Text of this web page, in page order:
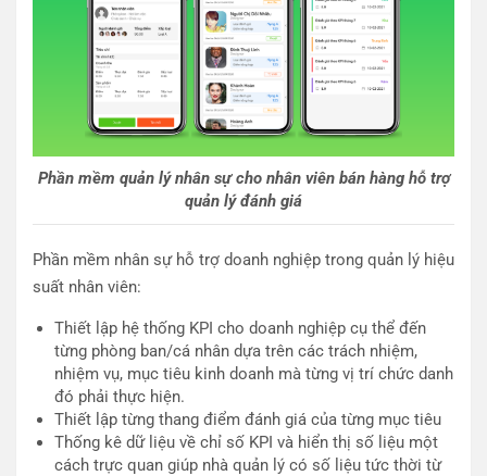
Phần mềm quản lý nhân sự cho nhân viên bán hàng hỗ trợ
quản lý đánh giá
Phần mềm nhân sự hỗ trợ doanh nghiệp trong quản lý hiệu
suất nhân viên:
Thiết lập hệ thống KPI cho doanh nghiệp cụ thể đến
từng phòng ban/cá nhân dựa trên các trách nhiệm,
nhiệm vụ, mục tiêu kinh doanh mà từng vị trí chức danh
đó phải thực hiện.
Thiết lập từng thang điểm đánh giá của từng mục tiêu
Thống kê dữ liệu về chỉ số KPI và hiển thị số liệu một
cách trực quan giúp nhà quản lý có số liệu tức thời từ